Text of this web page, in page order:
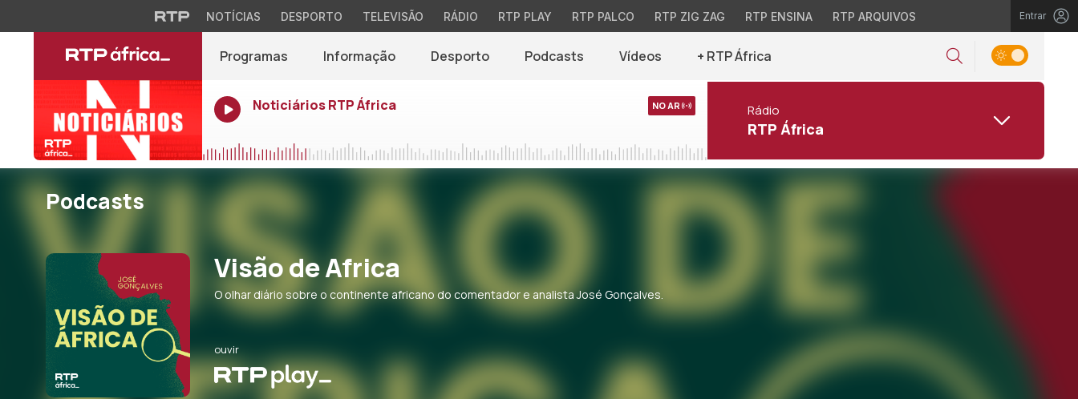
NOTÍCIAS DESPORTO TELEVISÃO RÁDIO RTP PLAY RTP PALCO RTP ZIG ZAG RTP ENSINA RTP ARQUIVOS Entrar
Programas Informação Desporto Podcasts Vídeos + RTP África
Noticiários RTP África NO AR Rádio
RTP África
Podcasts
Visão de Africa
O olhar diário sobre o continente africano do comentador e analista José Gonçalves.
ouvir